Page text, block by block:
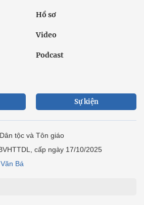
Hồ sơ
Video
Podcast
Sự kiện
tộc và Tôn giáo
cấp ngày 17/10/2025
Bá